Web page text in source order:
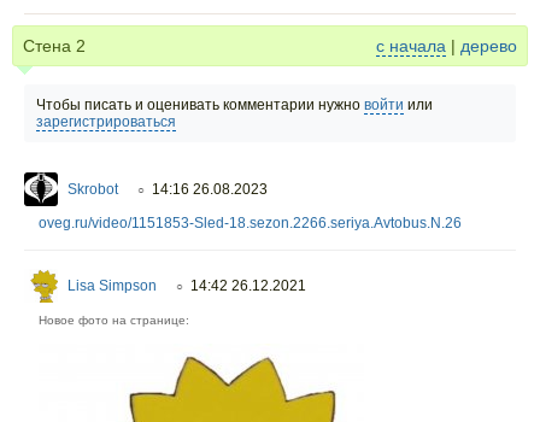
Стена 2 с начала | дерево
Чтобы писать и оценивать комментарии нужно войти или
зарегистрироваться
Skrobot ○ 14:16 26.08.2023
oveg.ru/video/1151853-Sled-18.sezon.2266.seriya.Avtobus.N.26
Lisa Simpson ○ 14:42 26.12.2021
Новое фото на странице: